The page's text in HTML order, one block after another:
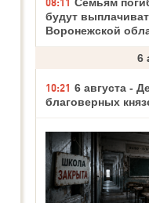
будут
Воронежской
6
10:21 6 августа -
благоверных